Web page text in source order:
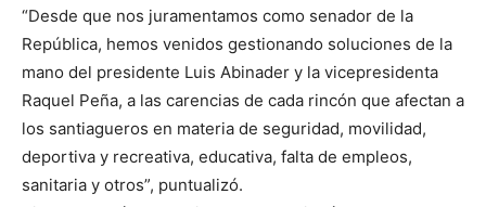
“Desde que nos juramentamos como senador de la
República, hemos venidos gestionando soluciones de la
mano del presidente Luis Abinader y la vicepresidenta
Raquel Peña, a las carencias de cada rincón que afectan a
los santiagueros en materia de seguridad, movilidad,
deportiva y recreativa, educativa, falta de empleos,
sanitaria y otros”, puntualizó.